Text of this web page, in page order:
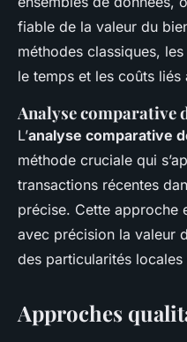
fiable de la valeur du
méthodes classiques,
le temps et les coûts liés
Analyse comparative
L’analyse comparative
méthode cruciale qui
transactions récentes
précise. Cette approche
avec précision la valeur
des particularités
Approches